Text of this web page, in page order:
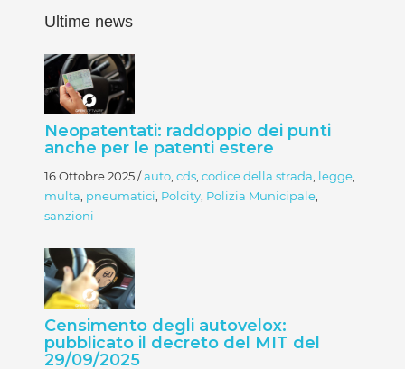
Ultime news
Neopatentati: raddoppio dei punti
anche per le patenti estere
16 Ottobre 2025/auto, cds, codice della strada, legge,
multa, pneumatici, Polcity, Polizia Municipale,
sanzioni
Censimento degli autovelox:
pubblicato il decreto del MIT del
29/09/2025